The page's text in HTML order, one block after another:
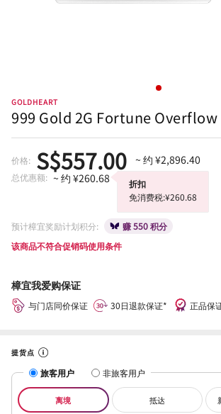
GOLDHEART
999 Gold 2G Fortune
价格: S$557.00 ~ 约 ¥2,896.40
总优惠额: ~ 约 ¥260.68
折扣
免消费税:¥260.68
预计樟宜奖励计划积分:
赚 550 积分
该商品不符合促销码使用条件
樟宜我爱购保证
与门店同价保证 30日退款保证* 正品保
提货点
旅客用户 非旅客用户
离境 抵达